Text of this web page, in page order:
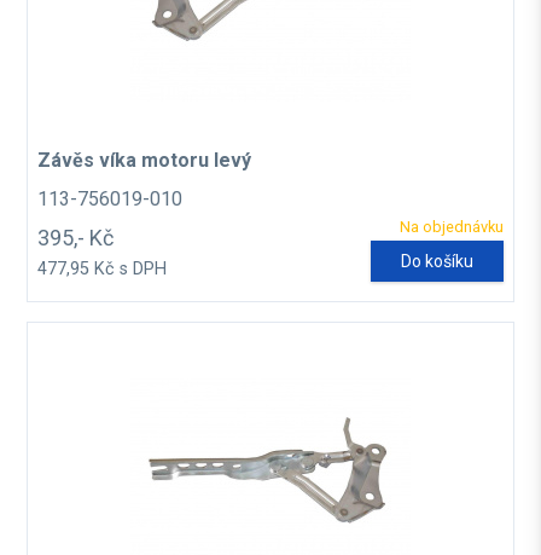
Závěs víka motoru levý
113-756019-010
Na objednávku
395,- Kč
477,95 Kč s DPH Do košíku